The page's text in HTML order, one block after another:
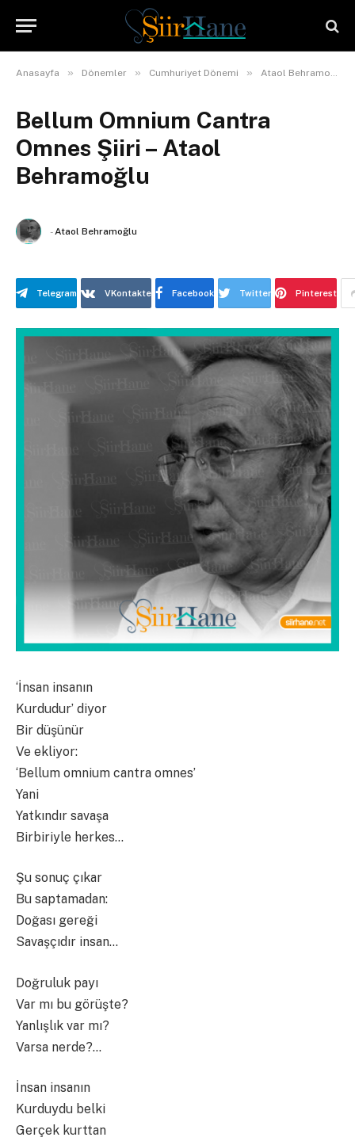
Anasayfa » Dönemler » Cumhuriyet Dönemi » Ataol Behramoğlu
Bellum Omnium Cantra
Omnes Şiiri – Ataol
Behramoğlu
- Ataol Behramoğlu
Telegram VKontakte Facebook Twitter Pinterest
‘İnsan insanın
Kurdudur’ diyor
Bir düşünür
Ve ekliyor:
‘Bellum omnium cantra omnes’
Yani
Yatkındır savaşa
Birbiriyle herkes…
Şu sonuç çıkar
Bu saptamadan:
Doğası gereği
Savaşçıdır insan…
Doğruluk payı
Var mı bu görüşte?
Yanlışlık var mı?
Varsa nerde?…
İnsan insanın
Kurduydu belki
Gerçek kurttan